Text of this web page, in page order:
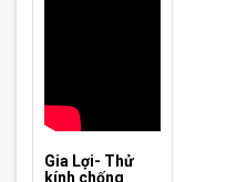
Gia Lợi- Thử
kính chống